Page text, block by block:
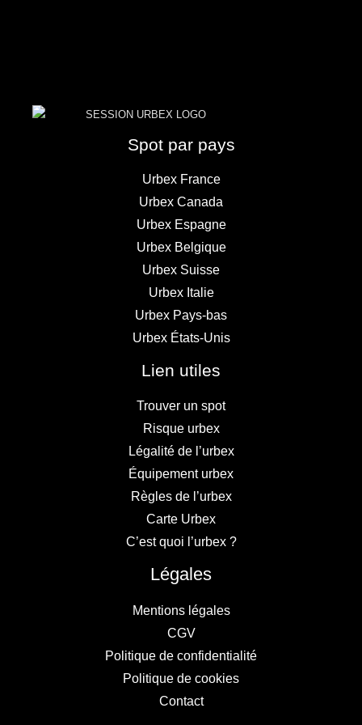
Spot par pays
Urbex France
Urbex Canada
Urbex Espagne
Urbex Belgique
Urbex Suisse
Urbex Italie
Urbex Pays-bas
Urbex États-Unis
Lien utiles
Trouver un spot
Risque urbex
Légalité de l’urbex
Équipement urbex
Règles de l’urbex
Carte Urbex
C’est quoi l’urbex ?
Légales
Mentions légales
CGV
Politique de confidentialité
Politique de cookies
Contact